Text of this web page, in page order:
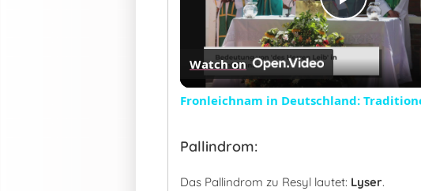
Play
Video
Watch on
Fronleichnam in Deutschland:
Pallindrom:
Das Pallindrom zu Resyl lautet: Lyser.